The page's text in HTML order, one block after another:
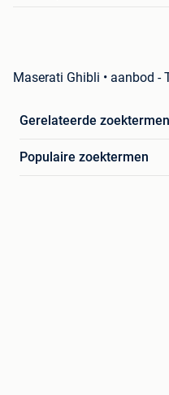
Maserati Ghibli • aanbod -
Gerelateerde zoektermen
Populaire zoektermen